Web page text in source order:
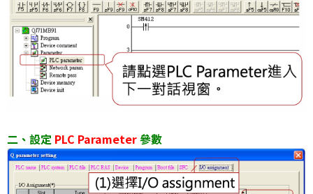
二、設定 PLC Parameter參數